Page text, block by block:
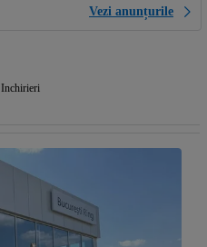
Vezi anunțurile
Inchirieri